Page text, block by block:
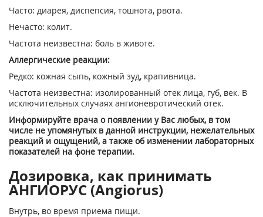
Часто: диарея, диспепсия, тошнота, рвота.
Нечасто: колит.
Частота неизвестна: боль в животе.
Аллергические реакции:
Редко: кожная сыпь, кожный зуд, крапивница.
Частота неизвестна: изолированный отек лица, губ, век. В
исключительных случаях ангионевротический отек.
Информируйте врача о появлении у Вас любых, в том
числе не упомянутых в данной инструкции, нежелательных
реакций и ощущений, а также об изменении лабораторных
показателей на фоне терапии.
Дозировка, как принимать
АНГИОРУС (Angiorus)
Внутрь, во время приема пищи.